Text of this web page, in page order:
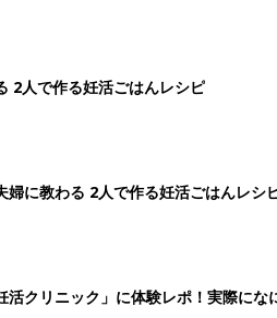
2人で作る妊活ごはんレシピ
婦に教わる 2人で作る妊活ごはんレシ
活クリニック」に体験レポ！実際にな